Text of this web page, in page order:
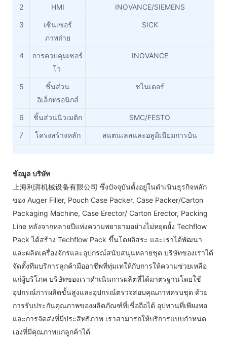
2 HMI INOVANCE/SIEMENS
3
เซ็นเซอร์
ภาพถ่าย
SICK
4
การควบคุมเซอร์
โว
INOVANCE
5
ชิ้นส่วน
อิเล็กทรอนิกส์
ชไนเดอร์
6 ชิ้นส่วนนิวเมติก SMC/FESTO
7 โครงสร้างหลัก สแตนเลสและอลูมิเนียมการบิน
ข้อมูล บริษัท
上海利湃机械设备有限公司 ซึ่งปัจจุบันตั้งอยู่ในดำเนินธุรกิจหลัก
ของ Auger Filler, Pouch Case Packer, Case Packer/Carton
Packaging Machine, Case Erector/ Carton Erector, Packing
Line หลังจากหลายปีแห่งความพยายามอย่างไม่หยุดยั้ง Techflow
Pack ได้สร้าง Techflow Pack ขึ้นโดยอิสระ และเราได้พัฒนา
และผลิตเครื่องจักรและอุปกรณ์สนับสนุนหลายชุด บริษัทของเราได้
จัดตั้งทีมบริการลูกค้ามืออาชีพที่ทุ่มเทให้กับการให้ความช่วยเหลือ
แก่ผู้บริโภค บริษัทของเราดำเนินการผลิตที่ได้มาตรฐานโดยใช้
อุปกรณ์การผลิตขั้นสูงและอุปกรณ์ตรวจสอบคุณภาพครบชุด ด้วย
การรับประกันคุณภาพของผลิตภัณฑ์ที่เชื่อถือได้ อุปทานที่เพียงพอ
และการจัดส่งที่มีประสิทธิภาพ เราสามารถให้บริการแบบกำหนด
เองที่มีคุณภาพแก่ลูกค้าได้